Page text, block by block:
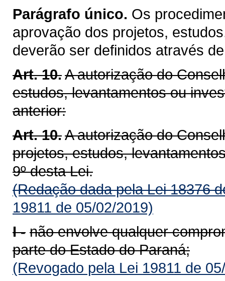
Parágrafo único. Os
aprovação dos projetos,
deverão ser definidos através
Art. 10.A autorização do
estudos, levantamentos ou
anterior:
Art. 10.A autorização do
projetos, estudos,
9º desta Lei.
(Redação dada pela Lei 18376
19811 de 05/02/2019)
I - não envolve qualquer
parte do Estado do Paraná;
(Revogado pela Lei 19811 de